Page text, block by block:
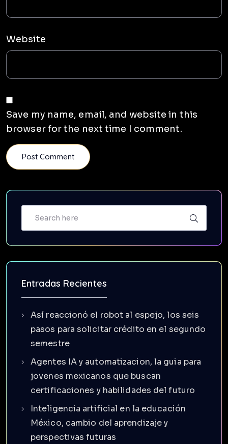
Website
Save my name, email, and website in this
browser for the next time I comment.
Entradas Recientes
Así reaccionó el robot al espejo, los seis
pasos para solicitar crédito en el segundo
semestre
Agentes IA y automatizacion, la guia para
jovenes mexicanos que buscan
certificaciones y habilidades del futuro
Inteligencia artificial en la educación
México, cambio del aprendizaje y
perspectivas futuras